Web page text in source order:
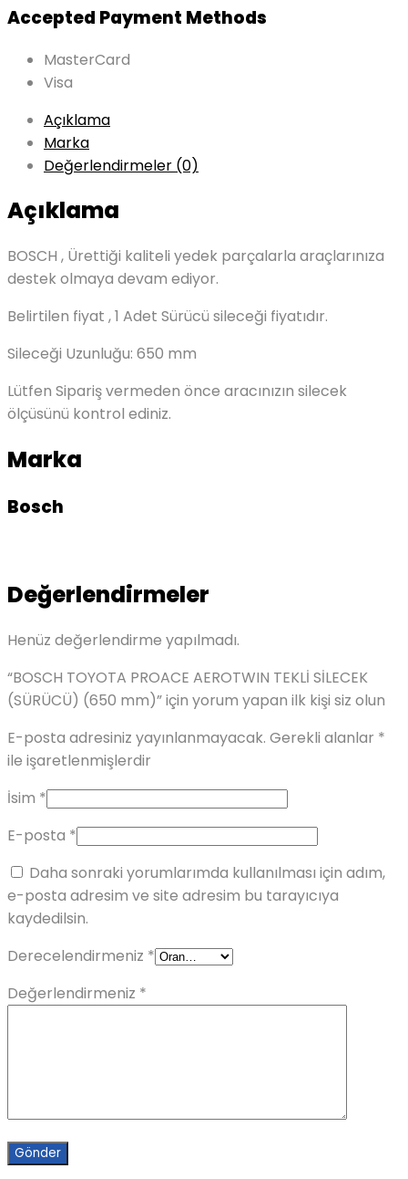
Accepted Payment Methods
MasterCard
Visa
Açıklama
Marka
Değerlendirmeler (0)
Açıklama
BOSCH , Ürettiği kaliteli yedek parçalarla araçlarınıza
destek olmaya devam ediyor.
Belirtilen fiyat , 1 Adet Sürücü sileceği fiyatıdır.
Sileceği Uzunluğu: 650 mm
Lütfen Sipariş vermeden önce aracınızın silecek
ölçüsünü kontrol ediniz.
Marka
Bosch
Değerlendirmeler
Henüz değerlendirme yapılmadı.
“BOSCH TOYOTA PROACE AEROTWIN TEKLİ SİLECEK
(SÜRÜCÜ) (650 mm)” için yorum yapan ilk kişi siz olun
E-posta adresiniz yayınlanmayacak. Gerekli alanlar *
ile işaretlenmişlerdir
İsim *
E-posta *
Daha sonraki yorumlarımda kullanılması için adım,
e-posta adresim ve site adresim bu tarayıcıya
kaydedilsin.
Derecelendirmeniz *
Değerlendirmeniz *